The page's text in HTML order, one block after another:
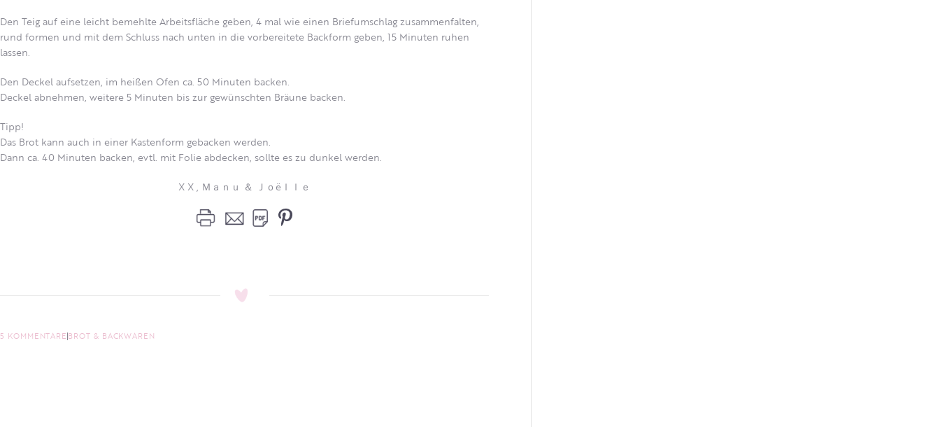
Den Teig auf eine leicht bemehlte Arbeitsfläche geben, 4 mal wie einen Briefumschlag zusammenfalten,
rund formen und mit dem Schluss nach unten in die vorbereitete Backform geben, 15 Minuten ruhen
lassen.
Den Deckel aufsetzen, im heißen Ofen ca. 50 Minuten backen.
Deckel abnehmen, weitere 5 Minuten bis zur gewünschten Bräune backen.
Tipp!
Das Brot kann auch in einer Kastenform gebacken werden.
Dann ca. 40 Minuten backen, evtl. mit Folie abdecken, sollte es zu dunkel werden.
X X , Ｍａｎｕ ＆ Ｊｏëｌｌｅ
5 KOMMENTAREBROT & BACKWAREN